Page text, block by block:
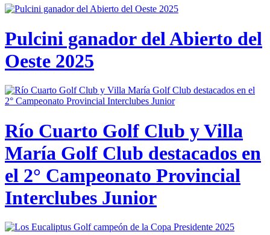
Pulcini ganador del Abierto del
Oeste 2025
Río Cuarto Golf Club y Villa
María Golf Club destacados en
el 2° Campeonato Provincial
Interclubes Junior